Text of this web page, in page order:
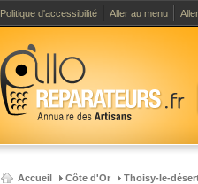
Politique d'accessibilité Aller au menu
Accueil Côte d'Or Thoisy-le-